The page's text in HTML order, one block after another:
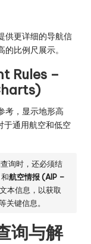
供更详细的导航信
比例尺展示。
Rules –
考，显示地形高
于通用航空和低空
询时，还必须结
和航空情报 (AIP –
本信息，以获取
关键信息。
询与解